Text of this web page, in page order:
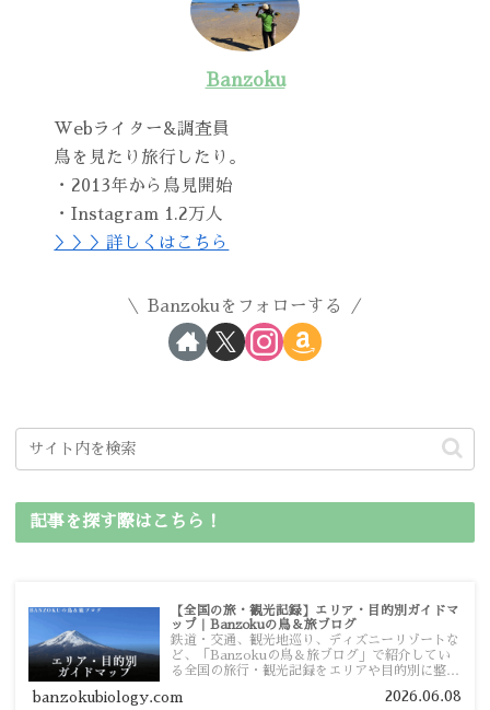
Banzoku
Webライター&調査員
鳥を見たり旅行したり。
・2013年から鳥見開始
・Instagram 1.2万人
＞＞＞詳しくはこちら
Banzokuをフォローする
記事を探す際はこちら！
【全国の旅・観光記録】エリア・目的別ガイドマ
ップ｜Banzokuの鳥＆旅ブログ
鉄道・交通、観光地巡り、ディズニーリゾートな
ど、「Banzokuの鳥＆旅ブログ」で紹介してい
る全国の旅行・観光記録をエリアや目的別に整理
ガイドマップからスムーズに見つけていただけま
banzokubiology.com 2026.06.08